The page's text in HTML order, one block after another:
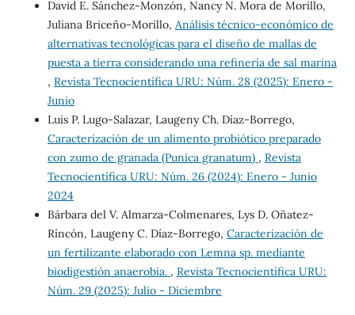
David E. Sánchez-Monzón, Nancy N. Mora de Morillo,
Juliana Briceño-Morillo, Análisis técnico-económico de
alternativas tecnológicas para el diseño de mallas de
puesta a tierra considerando una refinería de sal marina
, Revista Tecnocientífica URU: Núm. 28 (2025): Enero -
Junio
Luis P. Lugo-Salazar, Laugeny Ch. Díaz-Borrego,
Caracterización de un alimento probiótico preparado
con zumo de granada (Punica granatum) , Revista
Tecnocientífica URU: Núm. 26 (2024): Enero - Junio
2024
Bárbara del V. Almarza-Colmenares, Lys D. Oñatez-
Ríncón, Laugeny C. Díaz-Borrego, Caracterización de
un fertilizante elaborado con Lemna sp. mediante
biodigestión anaerobia. , Revista Tecnocientífica URU:
Núm. 29 (2025): Julio - Diciembre